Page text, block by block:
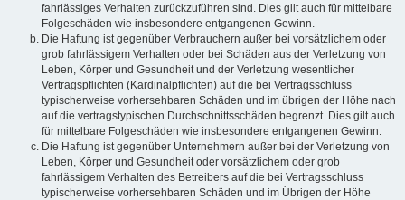
fahrlässiges Verhalten zurückzuführen sind. Dies gilt auch für mittelbare
Folgeschäden wie insbesondere entgangenen Gewinn.
Die Haftung ist gegenüber Verbrauchern außer bei vorsätzlichem oder
grob fahrlässigem Verhalten oder bei Schäden aus der Verletzung von
Leben, Körper und Gesundheit und der Verletzung wesentlicher
Vertragspflichten (Kardinalpflichten) auf die bei Vertragsschluss
typischerweise vorhersehbaren Schäden und im übrigen der Höhe nach
auf die vertragstypischen Durchschnittsschäden begrenzt. Dies gilt auch
für mittelbare Folgeschäden wie insbesondere entgangenen Gewinn.
Die Haftung ist gegenüber Unternehmern außer bei der Verletzung von
Leben, Körper und Gesundheit oder vorsätzlichem oder grob
fahrlässigem Verhalten des Betreibers auf die bei Vertragsschluss
typischerweise vorhersehbaren Schäden und im Übrigen der Höhe